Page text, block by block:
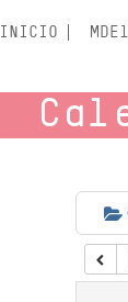
INICIO
5:00 am
6:00 am
7:00 am